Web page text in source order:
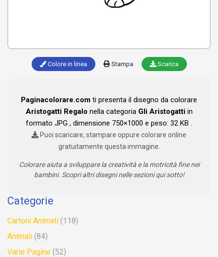
Colore in linea Stampa Scarica
Paginacolorare.com ti presenta il disegno da colorare
Aristogatti Regalo nella categoria Gli Aristogattiin
formato JPG , dimensione 750×1000 e peso: 32 KB .
Puoi scaricare, stampare oppure colorare online
gratuitamente questa immagine.
Colorare aiuta a sviluppare la creatività e la motricità fine nei
bambini. Scopri altri disegni nelle sezioni qui sotto!
Categorie
Cartoni Animati (118)
Animali (84)
Varie Pagine (52)